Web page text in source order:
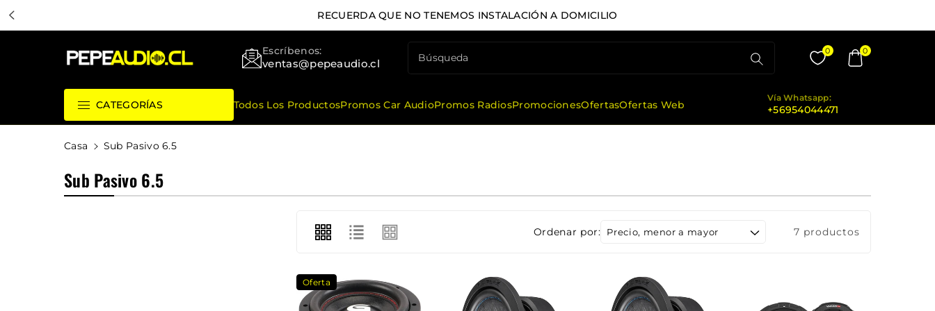
RECUERDA QUE NO TENEMOS INSTALACIÓN A DOMICILIO
Escríbenos:
ventas@pepeaudio.cl Búsqueda
0 0
CATEGORÍAS Todos Los ProductosPromos Car AudioPromos RadiosPromocionesOfertasOfertas Web
Vía Whatsapp:
+56954044471
Casa Sub Pasivo 6.5
C
O
Sub Pasivo 6.5
Ordenar por: 7 productos
Oferta